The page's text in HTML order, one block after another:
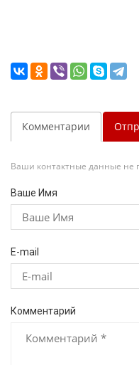
Комментарии
Ваши контактные данные не
Ваше Имя
E-mail
Комментарий